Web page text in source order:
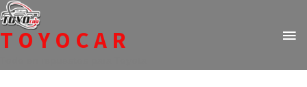
Ir
al
contenido
TOYOCAR